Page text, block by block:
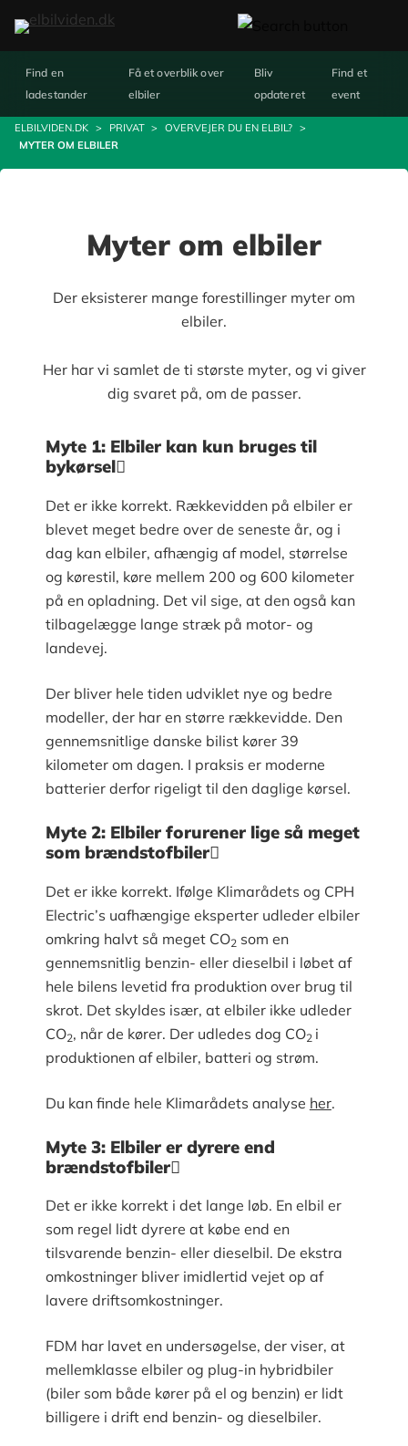
Find en
ladestander
Få et overblik over
elbiler
Bliv
opdateret
Find et
event
ELBILVIDEN.DK > PRIVAT > OVERVEJER DU EN ELBIL? >
MYTER OM ELBILER
Myter om elbiler
Der eksisterer mange forestillinger myter om
elbiler.
Her har vi samlet de ti største myter, og vi giver
dig svaret på, om de passer.
Myte 1: Elbiler kan kun bruges til
bykørsel
Det er ikke korrekt. Rækkevidden på elbiler er
blevet meget bedre over de seneste år, og i
dag kan elbiler, afhængig af model, størrelse
og kørestil, køre mellem 200 og 600 kilometer
på en opladning. Det vil sige, at den også kan
tilbagelægge lange stræk på motor- og
landevej.
Der bliver hele tiden udviklet nye og bedre
modeller, der har en større rækkevidde. Den
gennemsnitlige danske bilist kører 39
kilometer om dagen. I praksis er moderne
batterier derfor rigeligt til den daglige kørsel.
Myte 2: Elbiler forurener lige så meget
som brændstofbiler
Det er ikke korrekt. Ifølge Klimarådets og CPH
Electric’s uafhængige eksperter udleder elbiler
omkring halvt så meget CO2som en
gennemsnitlig benzin- eller dieselbil i løbet af
hele bilens levetid fra produktion over brug til
skrot. Det skyldes især, at elbiler ikke udleder
CO2, når de kører. Der udledes dog CO2 i
produktionen af elbiler, batteri og strøm.
Du kan finde hele Klimarådets analyse her.
Myte 3: Elbiler er dyrere end
brændstofbiler
Det er ikke korrekt i det lange løb. En elbil er
som regel lidt dyrere at købe end en
tilsvarende benzin- eller dieselbil. De ekstra
omkostninger bliver imidlertid vejet op af
lavere driftsomkostninger.
FDM har lavet en undersøgelse, der viser, at
mellemklasse elbiler og plug-in hybridbiler
(biler som både kører på el og benzin) er lidt
billigere i drift end benzin- og dieselbiler.